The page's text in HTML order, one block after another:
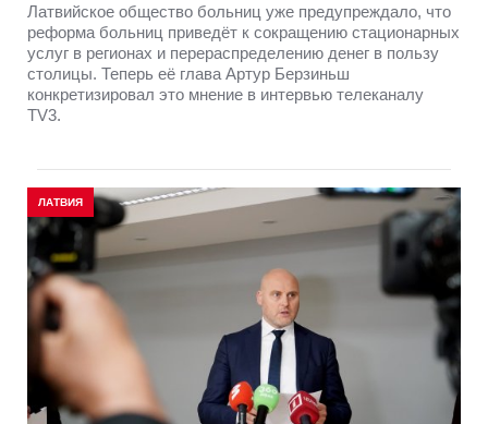
Латвийское общество больниц уже предупреждало, что
реформа больниц приведёт к сокращению стационарных
услуг в регионах и перераспределению денег в пользу
столицы. Теперь её глава Артур Берзиньш
конкретизировал это мнение в интервью телеканалу
TV3.
ЛАТВИЯ